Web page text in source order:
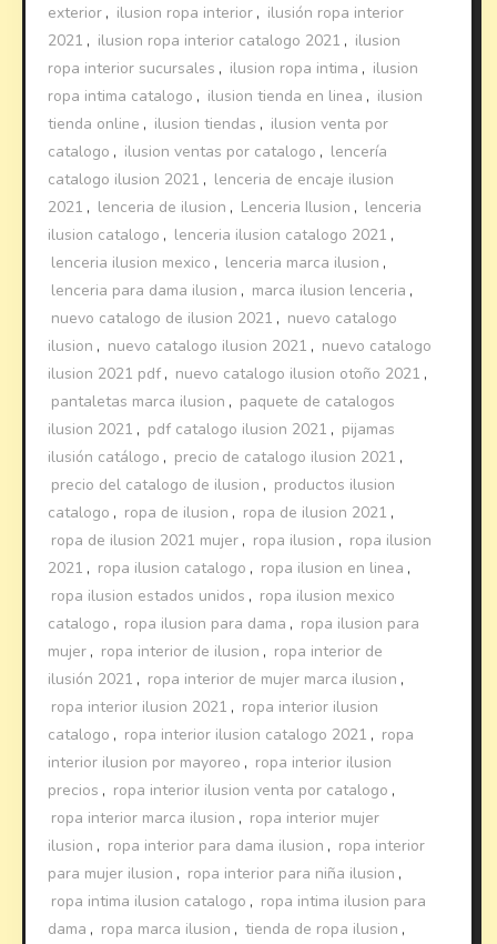
exterior , ilusion ropa interior , ilusión ropa interior
2021 , ilusion ropa interior catalogo 2021 , ilusion
ropa interior sucursales , ilusion ropa intima , ilusion
ropa intima catalogo , ilusion tienda en linea , ilusion
tienda online , ilusion tiendas , ilusion venta por
catalogo , ilusion ventas por catalogo , lencería
catalogo ilusion 2021 , lenceria de encaje ilusion
2021 , lenceria de ilusion , Lenceria Ilusion , lenceria
ilusion catalogo , lenceria ilusion catalogo 2021 ,
lenceria ilusion mexico , lenceria marca ilusion ,
lenceria para dama ilusion , marca ilusion lenceria ,
nuevo catalogo de ilusion 2021 , nuevo catalogo
ilusion , nuevo catalogo ilusion 2021 , nuevo catalogo
ilusion 2021 pdf , nuevo catalogo ilusion otoño 2021 ,
pantaletas marca ilusion , paquete de catalogos
ilusion 2021 , pdf catalogo ilusion 2021 , pijamas
ilusión catálogo , precio de catalogo ilusion 2021 ,
precio del catalogo de ilusion , productos ilusion
catalogo , ropa de ilusion , ropa de ilusion 2021 ,
ropa de ilusion 2021 mujer , ropa ilusion , ropa ilusion
2021 , ropa ilusion catalogo , ropa ilusion en linea ,
ropa ilusion estados unidos , ropa ilusion mexico
catalogo , ropa ilusion para dama , ropa ilusion para
mujer , ropa interior de ilusion , ropa interior de
ilusión 2021 , ropa interior de mujer marca ilusion ,
ropa interior ilusion 2021 , ropa interior ilusion
catalogo , ropa interior ilusion catalogo 2021 , ropa
interior ilusion por mayoreo , ropa interior ilusion
precios , ropa interior ilusion venta por catalogo ,
ropa interior marca ilusion , ropa interior mujer
ilusion , ropa interior para dama ilusion , ropa interior
para mujer ilusion , ropa interior para niña ilusion ,
ropa intima ilusion catalogo , ropa intima ilusion para
dama , ropa marca ilusion , tienda de ropa ilusion ,